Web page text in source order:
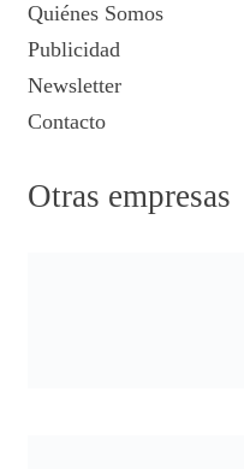
Quiénes Somos
Publicidad
Newsletter
Contacto
Otras empresas